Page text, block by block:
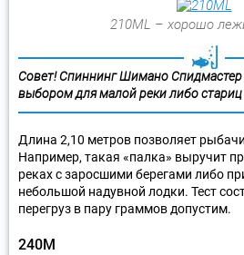
210ML – хорошо
Совет! Спиннинг Шимано
выбором для малой реки либо стариц
Длина 2,10 метров позволяет
Например, такая «палка» выручит
реках с заросшими берегами либо
небольшой надувной лодки. Тест
перегруз в пару граммов допустим.
240М